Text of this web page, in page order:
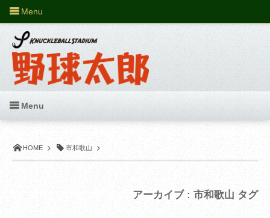
HOME 市和歌山
アーカイブ : 市和歌山 タグ
Menu
Menu